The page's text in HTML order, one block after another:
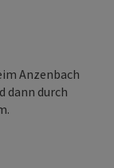
Anzenbach
dann durch